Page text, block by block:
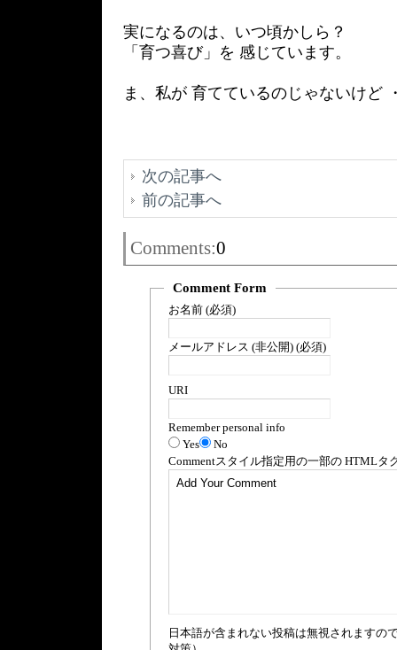
実になるのは、いつ頃かしら？
「育つ喜び」を 感じています。
ま、私が 育てているのじゃないけど
次の記事へ
前の記事へ
Comments:0
Comment Form
お名前 (必須)
メールアドレス (非公開) (必須)
URI
Remember personal info
Yes
No
Commentスタイル指定用の一部の HTMLタ
日本語が含まれない投稿は無視されますの